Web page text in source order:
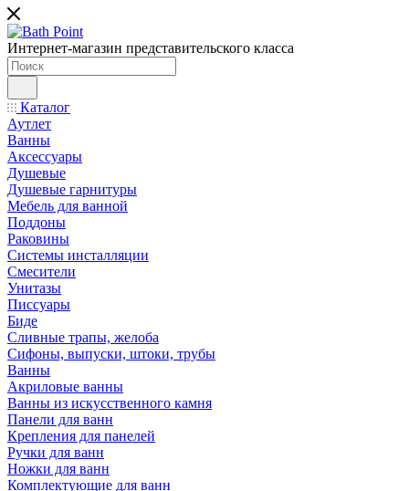
Интернет-магазин представительского класса
Каталог
Аутлет
Ванны
Аксессуары
Душевые
Душевые гарнитуры
Мебель для ванной
Поддоны
Раковины
Системы инсталляции
Смесители
Унитазы
Писсуары
Биде
Сливные трапы, желоба
Сифоны, выпуски, штоки, трубы
Ванны
Акриловые ванны
Ванны из искусственного камня
Панели для ванн
Крепления для панелей
Ручки для ванн
Ножки для ванн
Комплектующие для ванн